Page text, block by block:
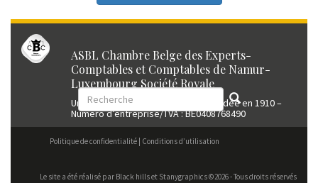
ASBL Chambre Belge des Experts-
Comptables et Comptables de Namur-
Luxembourg Société Royale
Union professionnelle reconnue fondée en 1910 –
Numéro d’entreprise/TVA : BE0408768490
Politique de confidentialité Conditions d’utilisation
Le site a été réalisé par Black hillset Stanygraphics ©2026 - Tous droits réservés